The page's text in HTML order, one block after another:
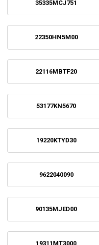
35335MCJ751
22350HN5M00
22116MBTF20
53177KN5670
19220KTYD30
9622040090
90135MJED00
19311MT3000